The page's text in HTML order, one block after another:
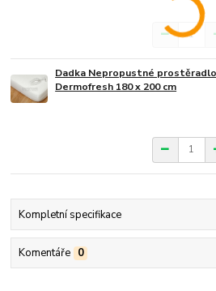
Dadka Nepropustné prostěradlo
Dermofresh 180 x 200 cm
Kompletní specifikace
Komentáře 0